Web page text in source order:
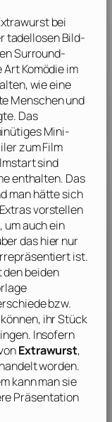
bei
tadellosen Bild-
Surround-
Komödie im
wie eine
Menschen und
Das
Mini-
zum Film
sind
enthalten. Das
man hätte sich
vorstellen
um auch ein
das hier nur
ist.
den beiden
bzw.
ihr Stück
Insofern
Extrawurst,
worden.
kann man sie
Präsentation